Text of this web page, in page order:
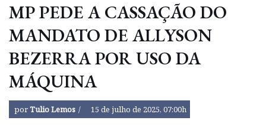
MP PEDE A CASSAÇÃO DO
MANDATO DE ALLYSON
BEZERRA POR USO DA
MÁQUINA
porTulio Lemos 15 de julho de 2025, 07:00h